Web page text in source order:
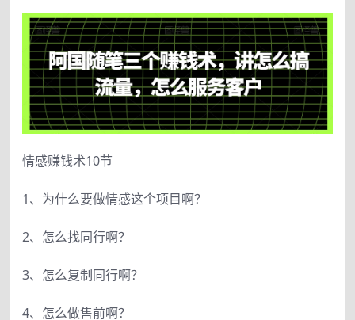
情感赚钱术10节
1、为什么要做情感这个项目啊？
2、怎么找同行啊？
3、怎么复制同行啊？
4、怎么做售前啊？